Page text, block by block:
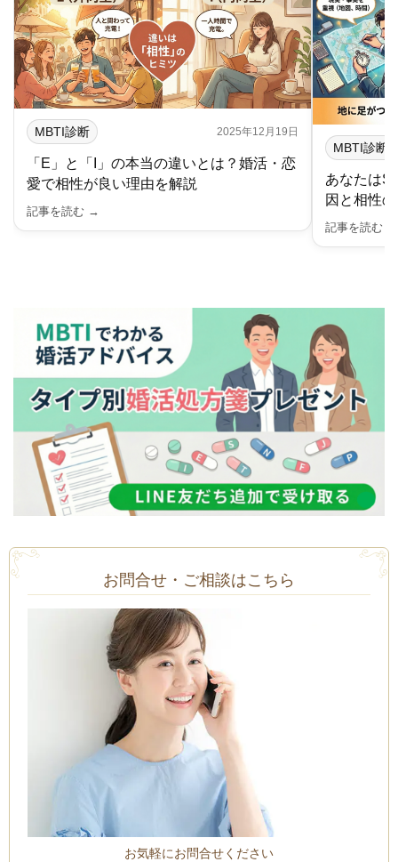
MBTI診断 2025年12月19日
「E」と「I」の本当の違いとは？婚活・恋
愛で相性が良い理由を解説
記事を読む →
MBTI診断
あなたはS
因と相性
記事を読む →
お問合せ・ご相談はこちら
お気軽にお問合せください